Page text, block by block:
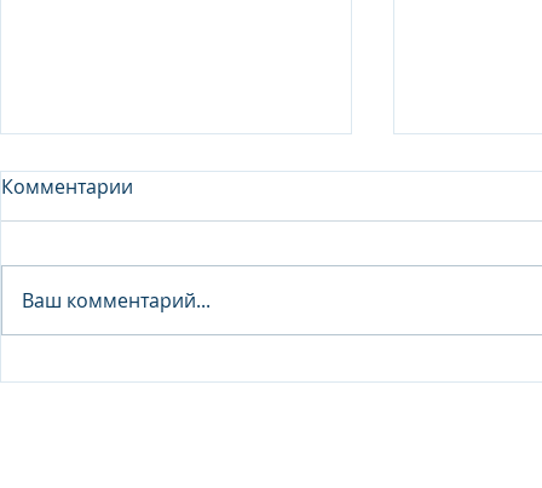
Junior Analyst / Analyst -
Комментарии
Ваш комментарий...